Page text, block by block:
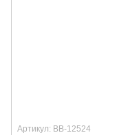
Артикул: BB-12524